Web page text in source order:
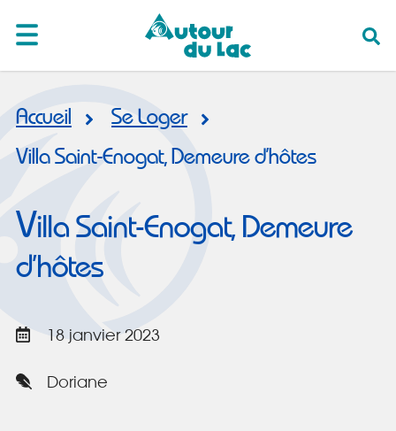
Accueil
Se Loger
Villa Saint-Enogat, Demeure d’hôtes
Villa Saint-Enogat, Demeure
d’hôtes
18 janvier 2023
Doriane